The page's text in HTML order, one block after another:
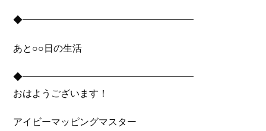
◆━━━━━━━━━━━━━━━━━━
あと○○日の生活
◆━━━━━━━━━━━━━━━━━━
おはようございます！
アイビーマッピングマスター